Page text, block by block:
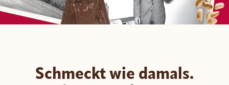
ROMY
Pic-Nic BREAK
Schmeckt wie damals.